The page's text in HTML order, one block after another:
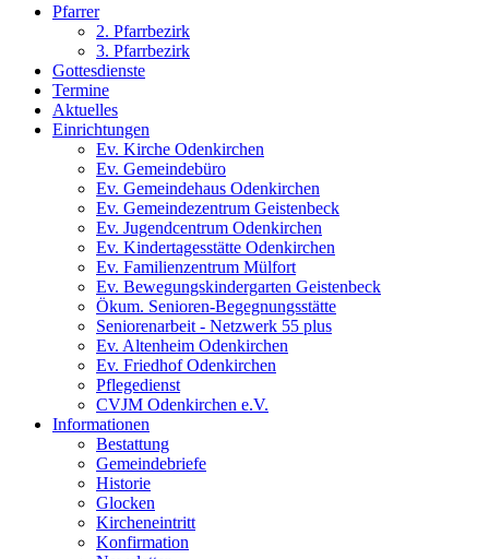
Pfarrer
2. Pfarrbezirk
3. Pfarrbezirk
Gottesdienste
Termine
Aktuelles
Einrichtungen
Ev. Kirche Odenkirchen
Ev. Gemeindebüro
Ev. Gemeindehaus Odenkirchen
Ev. Gemeindezentrum Geistenbeck
Ev. Jugendcentrum Odenkirchen
Ev. Kindertagesstätte Odenkirchen
Ev. Familienzentrum Mülfort
Ev. Bewegungskindergarten Geistenbeck
Ökum. Senioren-Begegnungsstätte
Seniorenarbeit - Netzwerk 55 plus
Ev. Altenheim Odenkirchen
Ev. Friedhof Odenkirchen
Pflegedienst
CVJM Odenkirchen e.V.
Informationen
Bestattung
Gemeindebriefe
Historie
Glocken
Kircheneintritt
Konfirmation